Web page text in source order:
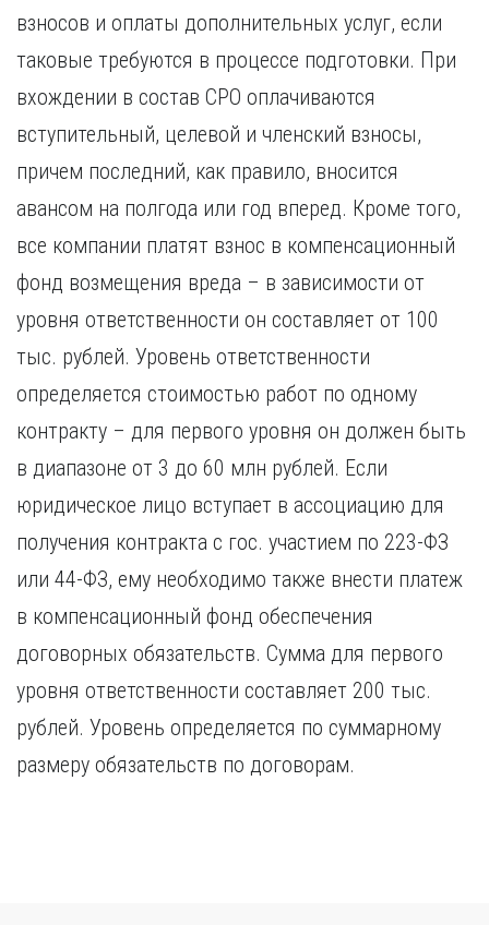
взносов и оплаты дополнительных услуг, если
таковые требуются в процессе подготовки. При
вхождении в состав СРО оплачиваются
вступительный, целевой и членский взносы,
причем последний, как правило, вносится
авансом на полгода или год вперед. Кроме того,
все компании платят взнос в компенсационный
фонд возмещения вреда – в зависимости от
уровня ответственности он составляет от 100
тыс. рублей. Уровень ответственности
определяется стоимостью работ по одному
контракту – для первого уровня он должен быть
в диапазоне от 3 до 60 млн рублей. Если
юридическое лицо вступает в ассоциацию для
получения контракта с гос. участием по 223-ФЗ
или 44-ФЗ, ему необходимо также внести платеж
в компенсационный фонд обеспечения
договорных обязательств. Сумма для первого
уровня ответственности составляет 200 тыс.
рублей. Уровень определяется по суммарному
размеру обязательств по договорам.